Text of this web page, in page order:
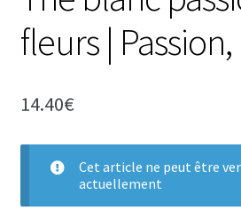
Bougies parfumées
Petites bougies Durance
Sachets parfumés
fleurs | Passion,
14.40€
Cet article ne peut être
actuellement